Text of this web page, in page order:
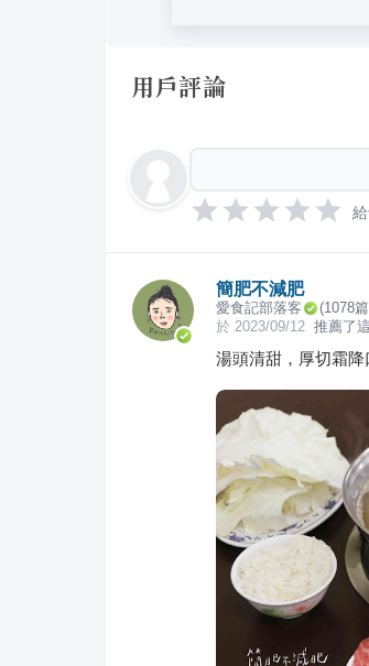
用戶評論
簡肥不減肥
愛食記部落客 (1078
於 2023/09/12 推薦了
湯頭清甜，厚切霜